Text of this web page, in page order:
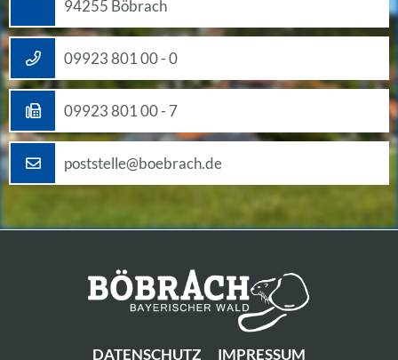
94255 Böbrach
09923 801 00 - 0
09923 801 00 - 7
poststelle@boebrach.de
DATENSCHUTZ IMPRESSUM